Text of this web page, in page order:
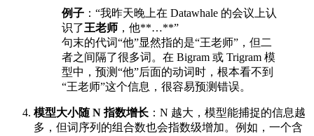
例子 ：“我昨天晚上在 Datawhale 的会议上认
识了王老师 ，他**…**”
句末的代词“他”显然指的是“王老师”，但二
者之间隔了很多词。在 Bigram 或 Trigram 模
型中，预测“他”后面的动词时，根本看不到
“王老师”这个信息，很容易预测错误。
模型大小随 N 指数增长 ：N 越大，模型能捕捉的信息越
多，但词序列的组合数也会指数级增加。例如，一个含